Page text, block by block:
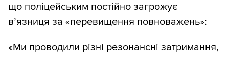
що поліцейським постійно загрожує
в’язниця за «перевищення повноважень»:
«Ми проводили різні резонансні затримання,